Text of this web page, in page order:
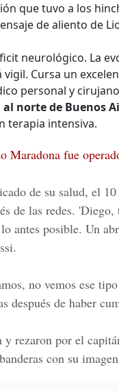
que tuvo a los
de aliento de
neurológico. La
vigil. Cursa un
personal y
al norte de Buenos
terapia intensiva.
Maradona fue
de su salud, el
de las redes.
antes posible. Un
no vemos ese
después de haber
y rezaron por el
con su